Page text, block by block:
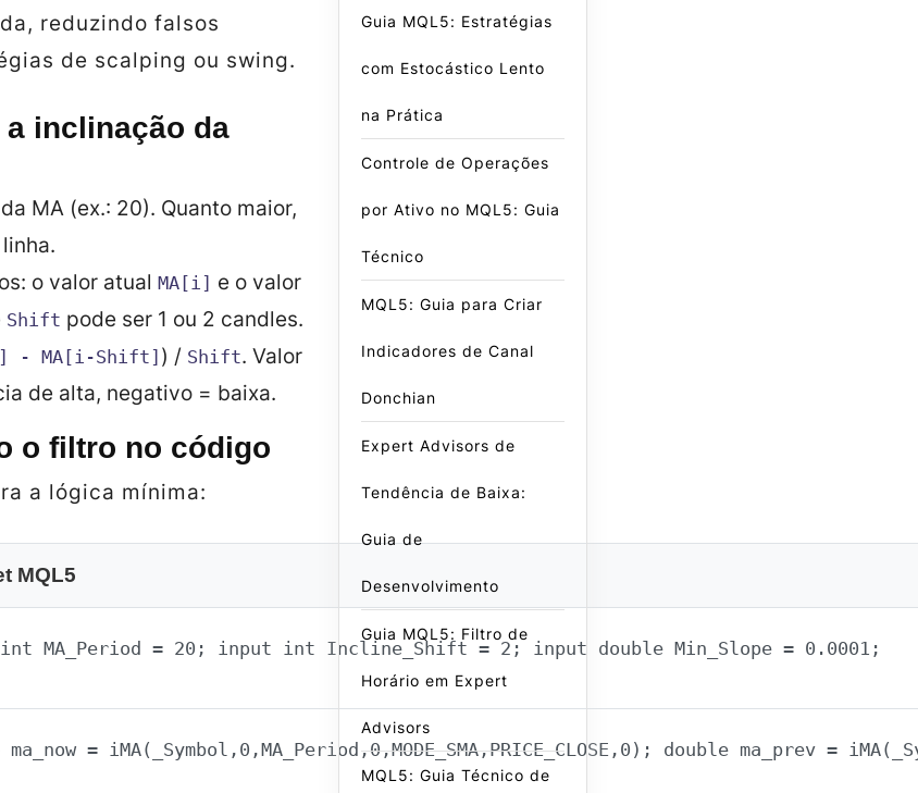
reduzindo falsos
de scalping ou swing.
inclinação da
MA (ex.: 20). Quanto maior,
o valor atual MA[i] e o valor
Shift pode ser 1 ou 2 candles.
- MA[i‑Shift] ) / Shift. Valor
de alta, negativo = baixa.
o filtro no código
a lógica mínima:
MQL5
MA_Period = 20; input int Incline_Shift = 2; input double Min_Slope = 0.0001;
= iMA(_Symbol,0,MA_Period,0,MODE_SMA,PRICE_CLOSE,0); double ma_prev =
Guia MQL5: Estratégias
com Estocástico Lento
na Prática
Controle de Operações
por Ativo no MQL5: Guia
Técnico
MQL5: Guia para Criar
Indicadores de Canal
Donchian
Expert Advisors de
Tendência de Baixa:
Guia de
Desenvolvimento
Guia MQL5: Filtro de
Horário em Expert
Advisors
MQL5: Guia Técnico de